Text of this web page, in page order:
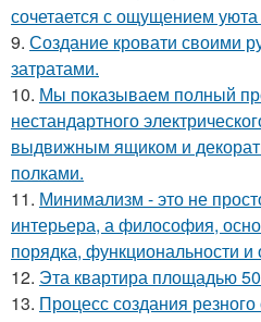
сочетается с ощущением уюта
9. Создание кровати своими
затратами.
10. Мы показываем полный
нестандартного
выдвижным ящиком и
полками.
11. Минимализм - это не
интерьера, а философия,
порядка, функциональности и
12. Эта квартира площадью
13. Процесс создания